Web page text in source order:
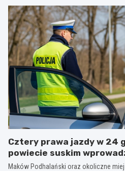
Cztery prawa jazdy w 24
powiecie suskim
piratów drogowych!
Maków Podhalański oraz okoliczne